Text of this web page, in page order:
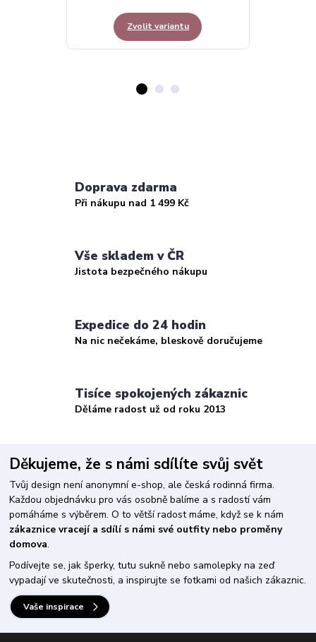
Zvolit variantu
Doprava zdarma
Při nákupu nad 1 499 Kč
Vše skladem v ČR
Jistota bezpečného nákupu
Expedice do 24 hodin
Na nic nečekáme, bleskově doručujeme
Tisíce spokojených zákaznic
Děláme radost už od roku 2013
Děkujeme, že s námi sdílíte svůj svět
Tvůj design není anonymní e-shop, ale česká rodinná firma.
Každou objednávku pro vás osobně balíme a s radostí vám
pomáháme s výběrem. O to větší radost máme, když se k nám
zákaznice vracejí a sdílí s námi své outfity nebo proměny
domova.
Podívejte se, jak šperky, tutu sukně nebo samolepky na zeď
vypadají ve skutečnosti, a inspirujte se fotkami od našich zákaznic.
Vaše inspirace